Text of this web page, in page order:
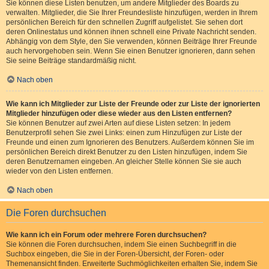
Sie können diese Listen benutzen, um andere Mitglieder des Boards zu
verwalten. Mitglieder, die Sie Ihrer Freundesliste hinzufügen, werden in Ihrem
persönlichen Bereich für den schnellen Zugriff aufgelistet. Sie sehen dort
deren Onlinestatus und können ihnen schnell eine Private Nachricht senden.
Abhängig von dem Style, den Sie verwenden, können Beiträge Ihrer Freunde
auch hervorgehoben sein. Wenn Sie einen Benutzer ignorieren, dann sehen
Sie seine Beiträge standardmäßig nicht.
Nach oben
Wie kann ich Mitglieder zur Liste der Freunde oder zur Liste der ignorierten
Mitglieder hinzufügen oder diese wieder aus den Listen entfernen?
Sie können Benutzer auf zwei Arten auf diese Listen setzen: In jedem
Benutzerprofil sehen Sie zwei Links: einen zum Hinzufügen zur Liste der
Freunde und einen zum Ignorieren des Benutzers. Außerdem können Sie im
persönlichen Bereich direkt Benutzer zu den Listen hinzufügen, indem Sie
deren Benutzernamen eingeben. An gleicher Stelle können Sie sie auch
wieder von den Listen entfernen.
Nach oben
Die Foren durchsuchen
Wie kann ich ein Forum oder mehrere Foren durchsuchen?
Sie können die Foren durchsuchen, indem Sie einen Suchbegriff in die
Suchbox eingeben, die Sie in der Foren-Übersicht, der Foren- oder
Themenansicht finden. Erweiterte Suchmöglichkeiten erhalten Sie, indem Sie